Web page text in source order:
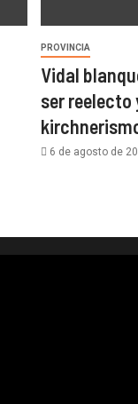
PROVINCIA
Vidal
ser reelecto
6 de agosto de